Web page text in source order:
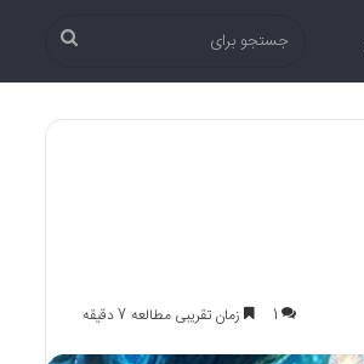
جستجو
برای
1 زمان تقریبی مطالعه 7 دقیقه